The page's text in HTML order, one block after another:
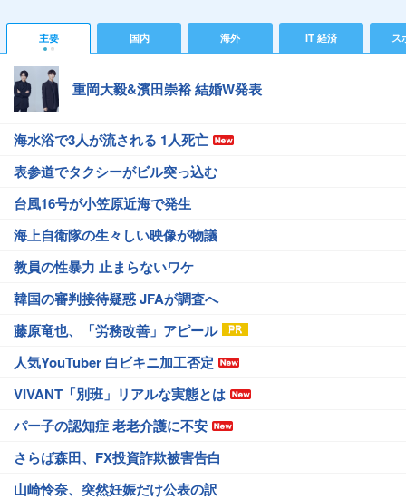
主要 国内 海外 IT 経済 ス
重岡大毅&濱田崇裕 結婚W発表
海水浴で3人が流される 1人死亡
表参道でタクシーがビル突っ込む
台風16号が小笠原近海で発生
海上自衛隊の生々しい映像が物議
教員の性暴力 止まらないワケ
韓国の審判接待疑惑 JFAが調査へ
藤原竜也、「労務改善」アピール
人気YouTuber 白ビキニ加工否定
VIVANT「別班」リアルな実態とは
パー子の認知症 老老介護に不安
さらば森田、FX投資詐欺被害告白
山崎怜奈、突然妊娠だけ公表の訳